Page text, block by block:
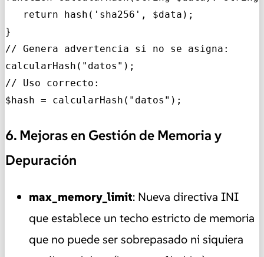
   return hash('sha256', $data);
}
// Genera advertencia si no se asigna:
calcularHash("datos");
// Uso correcto:
$hash = calcularHash("datos");
6. Mejoras en Gestión de Memoria y
Depuración
max_memory_limit: Nueva directiva INI
que establece un techo estricto de memoria
que no puede ser sobrepasado ni siquiera